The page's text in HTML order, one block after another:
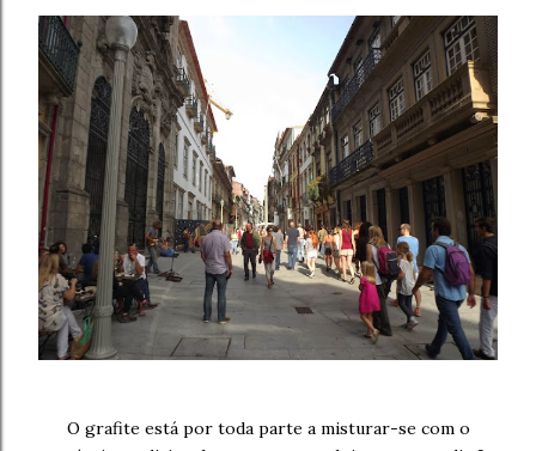
O grafite está por toda parte a misturar-se com o